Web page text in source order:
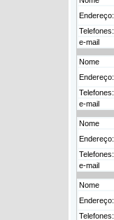
Endereço:
Telefones:
e-mail
Nome
Endereço:
Telefones:
e-mail
Nome
Endereço:
Telefones:
e-mail
Nome
Endereço:
Telefones: